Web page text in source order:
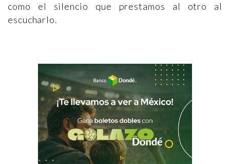
como el silencio que prestamos al otro al
escucharlo.